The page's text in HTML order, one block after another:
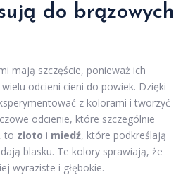
do brązowych
mają szczęście, ponieważ ich
odcieni cieni do powiek. Dzięki
z kolorami i tworzyć
odcienie, które szczególnie
to złoto i miedź, które podkreślają
blasku. Te kolory sprawiają, że
wyraziste i głębokie.